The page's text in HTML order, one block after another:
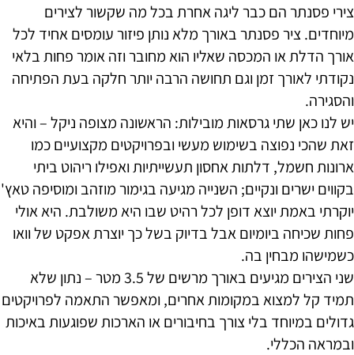
צירי פסנתר הם כבר ליגה אחרת בכל מה שקשור לצירים
מיוחדים. ציר פסנתר באורך מלא נותן פיזור עומסים אחיד לכל
אורך הדלת או המכסה שאליו הוא מחובר וזה אומר פחות בלאי
נקודתי לאורך זמן וגם תחושה הרבה יותר חלקה בעת הפתיחה
והסגירה.
יש לנו כאן שתי גרסאות מובילות: הראשונה מצופה ניקל – והיא
זאת שהכי נפוצה בשימוש מעשי ובפרויקטים מקצועיים כמו
ארונות חשמל, דלתות אחסון תעשייתיות ואפילו ריהוט ביתי
בקווים ישרים ונקיים; השנייה מגיעה בגימור מוזהב ומוסיפה טאץ'
יוקרתי באמת יוצא דופן לכל רהיט שבו היא משולבת. היא אולי
פחות שכיחה ביומיום אבל בדיוק בשל כך יוצרת אפקט של וואו
כשמישהו מבחין בה.
שני הצירים מגיעים באורך מרשים של 3.5 מטר – נתון שלא
תמיד קל למצוא במקומות אחרים, ומאפשר התאמה לפרויקטים
גדולים במיוחד בלי צורך בחיבורים או הארכות שפוגעות באיכות
ובמראה הכללי.